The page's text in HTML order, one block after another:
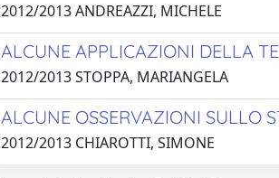
2012/2013 ANDREAZZI, MICHELE
ALCUNE APPLICAZIONI DELLA
2012/2013 STOPPA, MARIANGELA
ALCUNE OSSERVAZIONI SULLO
2012/2013 CHIAROTTI, SIMONE